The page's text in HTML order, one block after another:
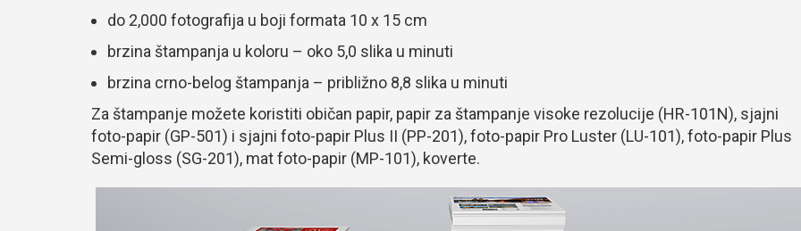
do 2,000 fotografija u boji formata 10 x 15 cm
brzina štampanja u koloru – oko 5,0 slika u minuti
brzina crno-belog štampanja – približno 8,8 slika u minuti
Za štampanje možete koristiti običan papir, papir za štampanje visoke rezolucije (HR-101N), sjajni
foto-papir (GP-501) i sjajni foto-papir Plus II (PP-201), foto-papir Pro Luster (LU-101), foto-papir Plus
Semi-gloss (SG-201), mat foto-papir (MP-101), koverte.